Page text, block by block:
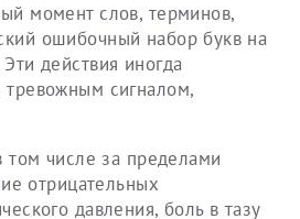
момент слов, терминов,
ошибочный набор букв на
действия иногда
сигналом,
том числе за пределами
отрицательных
давления, боль в тазу